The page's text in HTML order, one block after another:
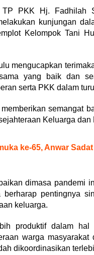
TP PKK Hj. Fadhilah
kunjungan
Kelompok Tani
mengucapkan
yang baik dan
serta PKK dalam
semangat
Keluarga dan
ke-65, Anwar
dimasa pandemi
pentingnya
keluarga.
produktif dalam hal
warga
dikoordinasikan